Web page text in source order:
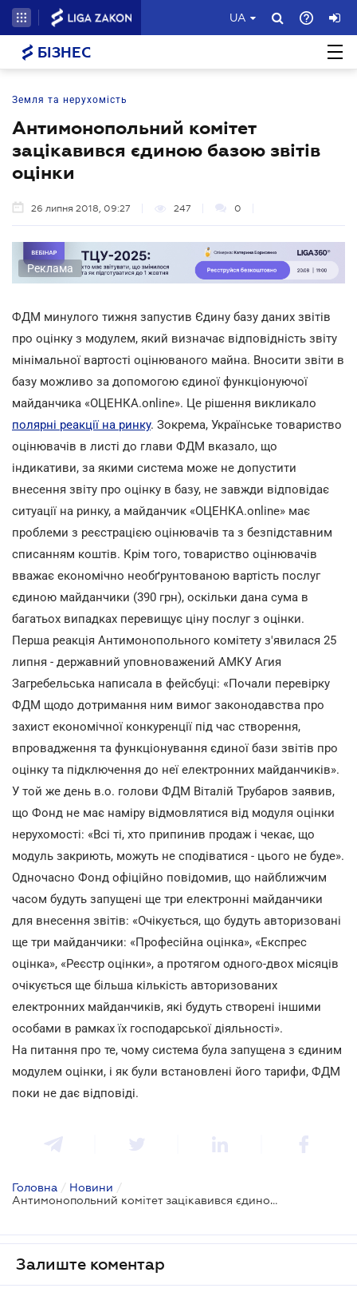
UA
БІЗНЕС
Земля та нерухомість
Антимонопольний комітет
зацікавився єдиною базою звітів
оцінки
26 липня 2018, 09:27 247 0
Реклама
ФДМ минулого тижня запустив Єдину базу даних звітів
про оцінку з модулем, який визначає відповідність звіту
мінімальної вартості оцінюваного майна. Вносити звіти в
базу можливо за допомогою єдиної функціонуючої
майданчика «ОЦЕНКА.online». Це рішення викликало
полярні реакції на ринку. Зокрема, Українське товариство
оцінювачів в листі до глави ФДМ вказало, що
індикативи, за якими система може не допустити
внесення звіту про оцінку в базу, не завжди відповідає
ситуації на ринку, а майданчик «ОЦЕНКА.online» має
проблеми з реєстрацією оцінювачів та з безпідставним
списанням коштів. Крім того, товариство оцінювачів
вважає економічно необґрунтованою вартість послуг
єдиною майданчики (390 грн), оскільки дана сума в
багатьох випадках перевищує ціну послуг з оцінки.
Перша реакція Антимонопольного комітету з'явилася 25
липня - державний уповноважений АМКУ Агия
Загребельська написала в фейсбуці: «Почали перевірку
ФДМ щодо дотримання ним вимог законодавства про
захист економічної конкуренції під час створення,
впровадження та функціонування єдиної бази звітів про
оцінку та підключення до неї електронних майданчиків».
У той же день в.о. голови ФДМ Віталій Трубаров заявив,
що Фонд не має наміру відмовлятися від модуля оцінки
нерухомості: «Всі ті, хто припинив продаж і чекає, що
модуль закриють, можуть не сподіватися - цього не буде».
Одночасно Фонд офіційно повідомив, що найближчим
часом будуть запущені ще три електронні майданчики
для внесення звітів: «Очікується, що будуть авторизовані
ще три майданчики: «Професійна оцінка», «Експрес
оцінка», «Реєстр оцінки», а протягом одного-двох місяців
очікується ще більша кількість авторизованих
електронних майданчиків, які будуть створені іншими
особами в рамках їх господарської діяльності».
На питання про те, чому система була запущена з єдиним
модулем оцінки, і як були встановлені його тарифи, ФДМ
поки не дає відповіді.
Головна / Новини /
Антимонопольний комітет зацікавився єдиною базою звітів оцінки
Залиште коментар